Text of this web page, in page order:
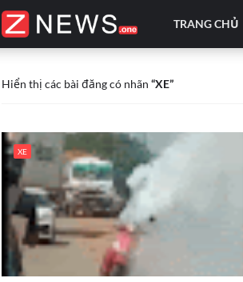
TRANG CHỦ
Hiển thị các bài đăng có nhãn XE
XE